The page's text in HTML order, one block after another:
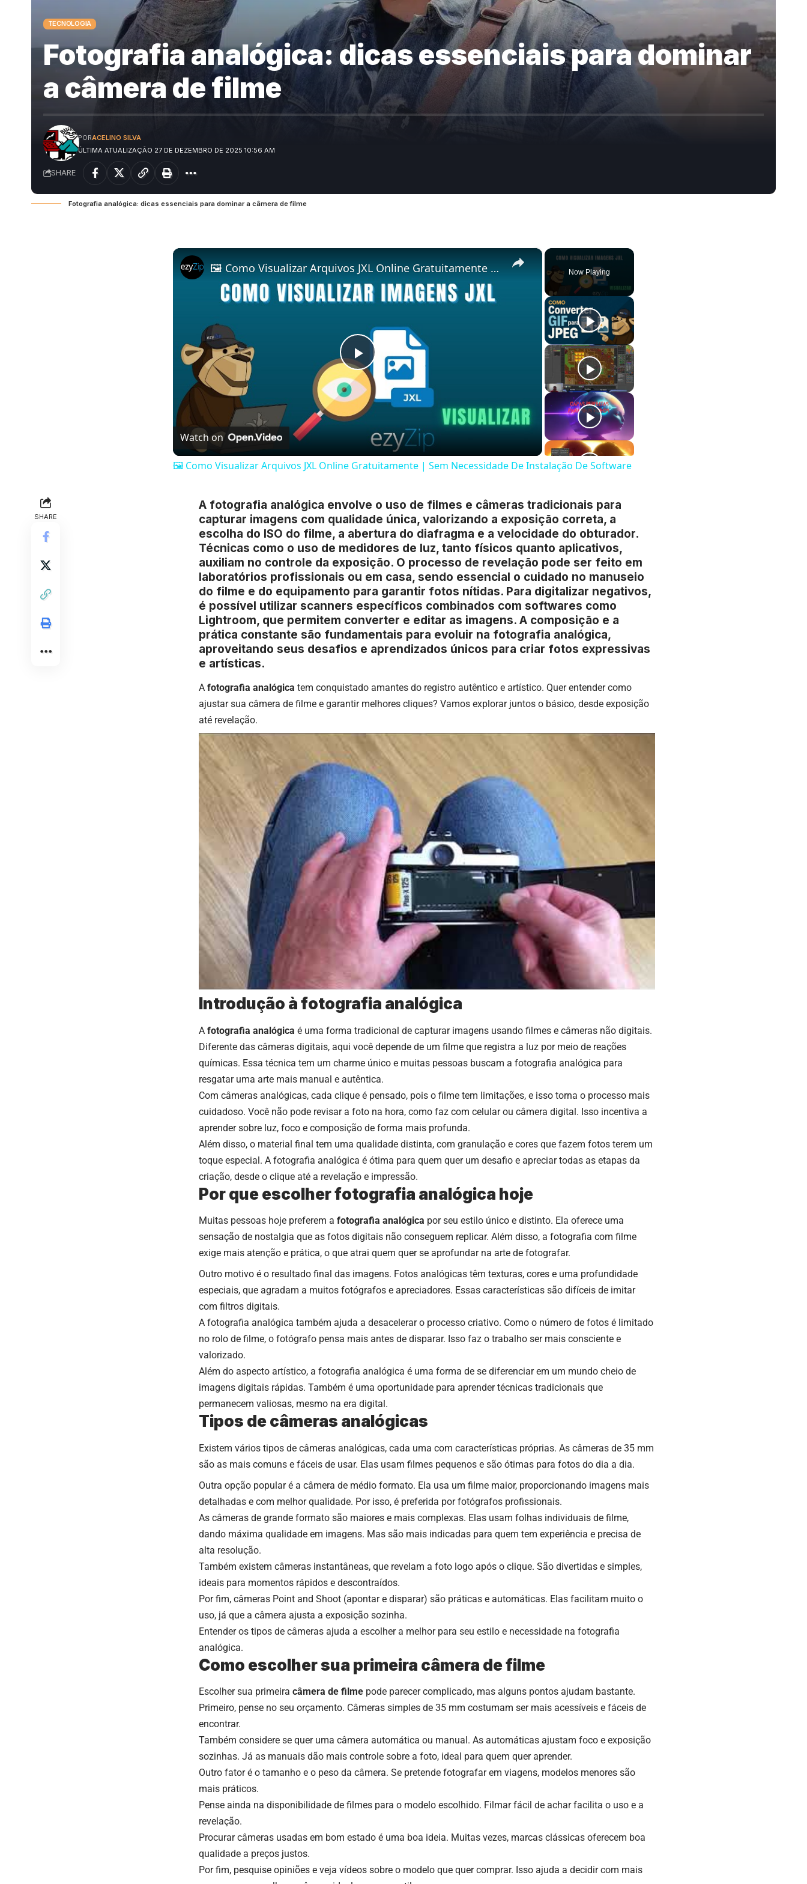
TECNOLOGIA
Fotografia analógica: dicas essenciais para dominar
a câmera de filme
ÚLTIMA ATUALIZAÇÃO 27 DE DEZEMBRO DE 2025 10:56 AM
PORACELINO SILVA
SHARE
Fotografia analógica: dicas essenciais para dominar a câmera de filme
Now Playing
×
Play
Video
🖼️ Como Visualizar Arquivos JXL Online Gratuitamente | Sem Necessidade De Instalação De Software
Watch on
🖼️ Como Visualizar Arquivos JXL Online Gratuitamente | Sem Necessidade De Instalação De Software
SHARE
A fotografia analógica envolve o uso de filmes e câmeras tradicionais para
capturar imagens com qualidade única, valorizando a exposição correta, a
escolha do ISO do filme, a abertura do diafragma e a velocidade do obturador.
Técnicas como o uso de medidores de luz, tanto físicos quanto aplicativos,
auxiliam no controle da exposição. O processo de revelação pode ser feito em
laboratórios profissionais ou em casa, sendo essencial o cuidado no manuseio
do filme e do equipamento para garantir fotos nítidas. Para digitalizar negativos,
é possível utilizar scanners específicos combinados com softwares como
Lightroom, que permitem converter e editar as imagens. A composição e a
prática constante são fundamentais para evoluir na fotografia analógica,
aproveitando seus desafios e aprendizados únicos para criar fotos expressivas
e artísticas.
A fotografia analógica tem conquistado amantes do registro autêntico e artístico. Quer entender como
ajustar sua câmera de filme e garantir melhores cliques? Vamos explorar juntos o básico, desde exposição
até revelação.
Introdução à fotografia analógica
A fotografia analógica é uma forma tradicional de capturar imagens usando filmes e câmeras não digitais.
Diferente das câmeras digitais, aqui você depende de um filme que registra a luz por meio de reações
químicas. Essa técnica tem um charme único e muitas pessoas buscam a fotografia analógica para
resgatar uma arte mais manual e autêntica.
Com câmeras analógicas, cada clique é pensado, pois o filme tem limitações, e isso torna o processo mais
cuidadoso. Você não pode revisar a foto na hora, como faz com celular ou câmera digital. Isso incentiva a
aprender sobre luz, foco e composição de forma mais profunda.
Além disso, o material final tem uma qualidade distinta, com granulação e cores que fazem fotos terem um
toque especial. A fotografia analógica é ótima para quem quer um desafio e apreciar todas as etapas da
criação, desde o clique até a revelação e impressão.
Por que escolher fotografia analógica hoje
Muitas pessoas hoje preferem a fotografia analógica por seu estilo único e distinto. Ela oferece uma
sensação de nostalgia que as fotos digitais não conseguem replicar. Além disso, a fotografia com filme
exige mais atenção e prática, o que atrai quem quer se aprofundar na arte de fotografar.
Outro motivo é o resultado final das imagens. Fotos analógicas têm texturas, cores e uma profundidade
especiais, que agradam a muitos fotógrafos e apreciadores. Essas características são difíceis de imitar
com filtros digitais.
A fotografia analógica também ajuda a desacelerar o processo criativo. Como o número de fotos é limitado
no rolo de filme, o fotógrafo pensa mais antes de disparar. Isso faz o trabalho ser mais consciente e
valorizado.
Além do aspecto artístico, a fotografia analógica é uma forma de se diferenciar em um mundo cheio de
imagens digitais rápidas. Também é uma oportunidade para aprender técnicas tradicionais que
permanecem valiosas, mesmo na era digital.
Tipos de câmeras analógicas
Existem vários tipos de câmeras analógicas, cada uma com características próprias. As câmeras de 35 mm
são as mais comuns e fáceis de usar. Elas usam filmes pequenos e são ótimas para fotos do dia a dia.
Outra opção popular é a câmera de médio formato. Ela usa um filme maior, proporcionando imagens mais
detalhadas e com melhor qualidade. Por isso, é preferida por fotógrafos profissionais.
As câmeras de grande formato são maiores e mais complexas. Elas usam folhas individuais de filme,
dando máxima qualidade em imagens. Mas são mais indicadas para quem tem experiência e precisa de
alta resolução.
Também existem câmeras instantâneas, que revelam a foto logo após o clique. São divertidas e simples,
ideais para momentos rápidos e descontraídos.
Por fim, câmeras Point and Shoot (apontar e disparar) são práticas e automáticas. Elas facilitam muito o
uso, já que a câmera ajusta a exposição sozinha.
Entender os tipos de câmeras ajuda a escolher a melhor para seu estilo e necessidade na fotografia
analógica.
Como escolher sua primeira câmera de filme
Escolher sua primeira câmera de filme pode parecer complicado, mas alguns pontos ajudam bastante.
Primeiro, pense no seu orçamento. Câmeras simples de 35 mm costumam ser mais acessíveis e fáceis de
encontrar.
Também considere se quer uma câmera automática ou manual. As automáticas ajustam foco e exposição
sozinhas. Já as manuais dão mais controle sobre a foto, ideal para quem quer aprender.
Outro fator é o tamanho e o peso da câmera. Se pretende fotografar em viagens, modelos menores são
mais práticos.
Pense ainda na disponibilidade de filmes para o modelo escolhido. Filmar fácil de achar facilita o uso e a
revelação.
Procurar câmeras usadas em bom estado é uma boa ideia. Muitas vezes, marcas clássicas oferecem boa
qualidade a preços justos.
Por fim, pesquise opiniões e veja vídeos sobre o modelo que quer comprar. Isso ajuda a decidir com mais